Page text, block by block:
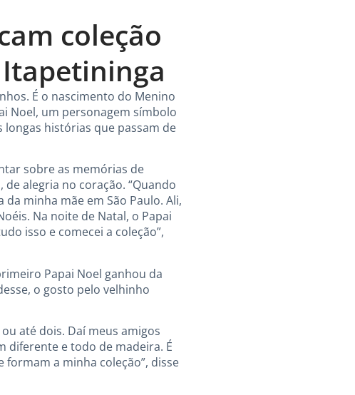
coleção
Itapetininga
É o nascimento do Menino
Noel, um personagem símbolo
longas histórias que passam de
sobre as memórias de
alegria no coração. “Quando
minha mãe em São Paulo. Ali,
Na noite de Natal, o Papai
isso e comecei a coleção”,
Papai Noel ganhou da
o gosto pelo velhinho
até dois. Daí meus amigos
diferente e todo de madeira. É
formam a minha coleção”, disse